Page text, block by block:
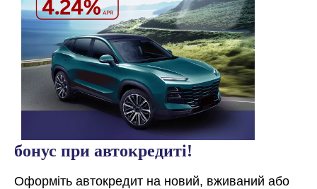
бонус при автокредиті!
Оформіть автокредит на новий, вживаний або